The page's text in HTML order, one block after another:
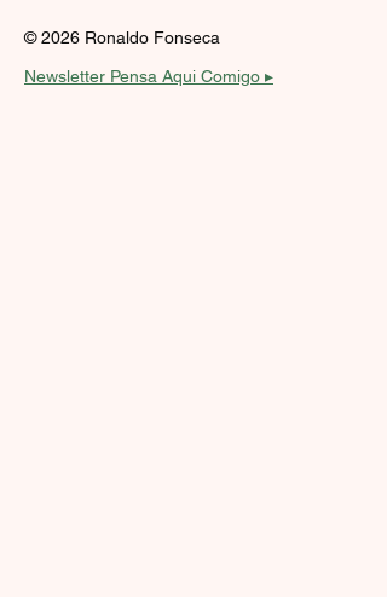
© 2026 Ronaldo Fonseca
Newsletter Pensa Aqui Comigo ▸